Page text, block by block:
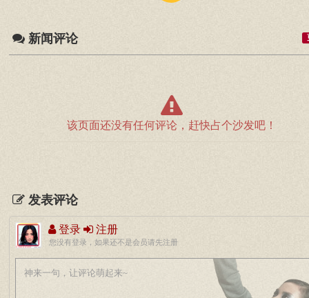
新闻评论
该页面还没有任何评论，赶快占个沙发吧！
发表评论
登录 注册
您没有登录，如果还不是会员请先注册